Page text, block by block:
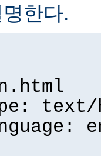
한다.
text/